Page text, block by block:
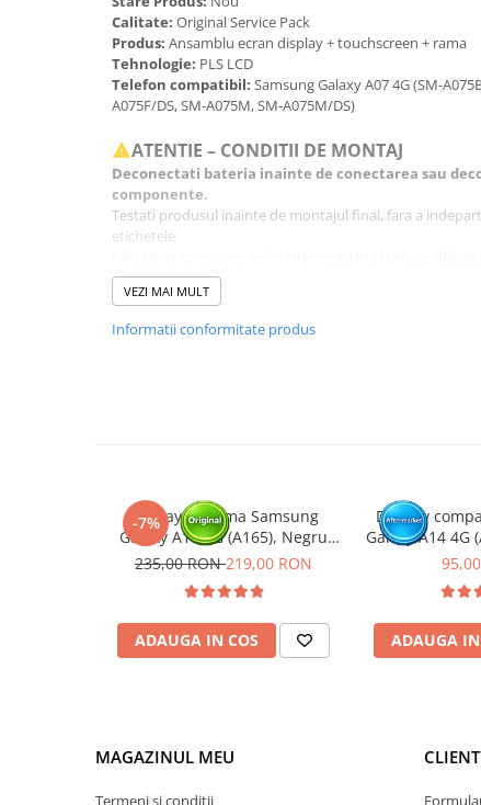
Piese din dezmembrari (SWAP)
Scule Service GSM
Calitate: Original Service Pack
Produs: Ansamblu ecran display + touchscreen + rama
Tehnologie: PLS LCD
Telefon compatibil: Samsung Galaxy A07 4G (SM-
A075F/DS, SM-A075M, SM-A075M/DS)
ATENTIE – CONDITII DE MONTAJ
Deconectati bateria inainte de conectarea sau
componente.
Testati produsul inainte de montajul final, fara a
etichetele.
echipamente specifice domeniului reparatiilor GSM.
Se recomanda montajul intr-un service specializat.
GARANTIE
VEZI MAI MULT
Informatii conformitate produs
-7%
Display cu rama Samsung
Galaxy A16 4G (A165), Negru
(Original Service Pack)
235,00 RON219,00 RON
ADAUGA IN COS
Display
Galaxy A14 4G
cu
ADAUGA IN
MAGAZINUL MEU
Termeni si conditii